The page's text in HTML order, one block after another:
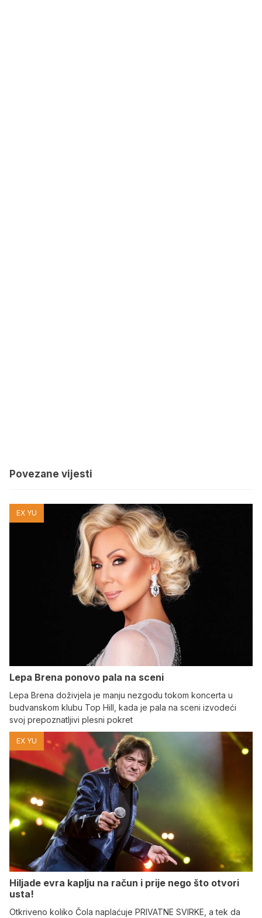
Povezane vijesti
EX YU
Lepa Brena ponovo pala na sceni
Lepa Brena doživjela je manju nezgodu tokom koncerta u
budvanskom klubu Top Hill, kada je pala na sceni izvodeći
svoj prepoznatljivi plesni pokret
EX YU
Hiljade evra kaplju na račun i prije nego što otvori
usta!
Otkriveno koliko Čola naplaćuje PRIVATNE SVIRKE, a tek da